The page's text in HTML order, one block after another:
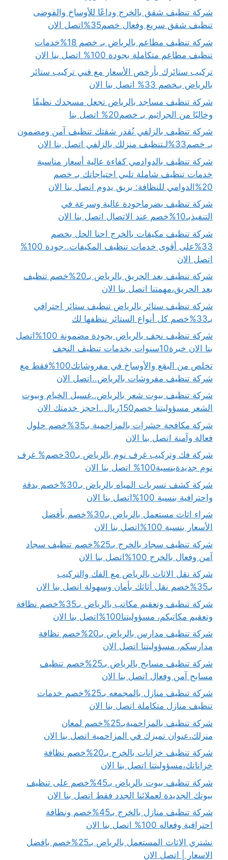
شركة تنظيف شقق بالخرج وداعًا للأوساخ والفوضى
تنظيف شقق سريع وفعال خصم35%اتصل الان
شركة تنظيف مطاعم بالرياض بـ خصم 18%خدمات
تنظيف مطاعم متكاملة بجودة 100% اتصل بنا الان
تركيب ستائرك بأرخص الأسعار مع فني تركيب ستائر
بالرياض بـخصم 33% اتصل بنا الان
شركة تنظيف مساجد بالرياض تجعل مسجدك نظيفًا
وخاليًا من الجراثيم بـ خصم20% اتصل بنا
شركة تنظيف بالزلفي نُقدر شقتك تنظيف آمن ومضمون
بـ خصم33%لـتنظيف منزلك بالزلفي اتصل بنا الان
شركة تنظيف بالدوادمي كفاءة عالية أسعار مناسبة
خدمات تنظيف شاملة تلبي احتياجاتك بـ خصم
20%الدوامي للنظافة: بريق يدوم اتصل بنا الان
شركة تنظيف بضرماجودة عالية وسرعة في
التنفيذبـ10%خصم عند الاتصال اتصل بنا الان
شركة تنظيف مكيفات بالخرج احنا الحل بخصم
33%على أقوى خدمات تنظيف المكيفات..جودة 100%
اتصل الان
شركة تنظيف بعد الحريق بالرياض بـ20%خصم تنظيف
بعد الحريق،مهمتنا اتصل بنا الان
شركة تنظيف ستائر بالرياض تنظيف ستائر احترافي
بـ33%خصم كل أنواع الستائر ننظفها لك
شركة تنظيف نجف بالرياض بجودة مضمونة 100%اتصل
بنا الان خبرة10سنوات بخدمات تنظيف النجف
تخلص من البقع والأوساخ في مفروشاتك100%فقط مع
شركة تنظيف مفروشات بالرياض..اتصل الان
شركة تنظيف بيوت شعر بالرياض..غسيل الخيام وبيوت
الشعر مسؤوليتنا خصم150ريال..احجز خدمتك الان
شركة مكافحة حشرات بالمزاحمية بـ35%خصم حلول
فعالة وآمنة اتصل بنا الان
شركة فك وتركيب غرف نوم بالرياض بـ30خصم% غرف
نوم جديدةبنسبة100% اتصل بنا الان
شركة كشف تسربات المياه بالرياض بـ30%خصم بدقة
واحترافية بنسبة 100%اتصل بنا الان
شراء اثاث مستعمل بالرياض بـ30%خصم بأفضل
الأسعار بنسبة 100%اتصل بنا الان
شركة تنظيف سجاد بالخرج بـ25%خصم تنظيف سجاد
آمن وفعال بالخرج 100%اتصل بنا الان
شركة نقل الاثاث بالرياض مع الفك والتركيب
بـ35%خصم نقل أثاثك بأمان وسهولة اتصل بنا الان
شركة تنظيف وتعقيم مكاتب بالرياض بـ35%خصم نظافة
وتعقيم مكاتبكم، مسؤوليتنا100%اتصل بنا الان
شركة تنظيف مدارس بالرياض بـ20%خصم نظافة
مدارسكم، مسؤوليتنا اتصل الان
شركة تنظيف مسابح بالرياض بـ25%خصم تنظيف
مسابح آمن وفعال اتصل بنا الان
شركة تنظيف منازل بالمجمعه بـ25%خصم خدمات
تنظيف منازل متكاملة اتصل بنا الان
شركة تنظيف بالمزاحميةبـ25%خصم لمعان
منزلك،عنوان تميزك في المزاحمية اتصل بنا الان
شركة تنظيف خزانات بالخرج بـ20%خصم نظافة
خزاناتك،مسؤوليتنا اتصل بنا الان
شركة تنظيف بيوت بالرياض بـ45%خصم على تنظيف
بيوتك الجديدة لعملائنا الجدد فقط اتصل بنا الان
شركة تنظيف منازل بالخرج بـ45%خصم ونظافة
احترافية وفعاله 100% اتصل بنا الان
نشتري الاثاث المستعمل بالرياض بـ25%خصم بافضل
الاسعار | اتصل الان